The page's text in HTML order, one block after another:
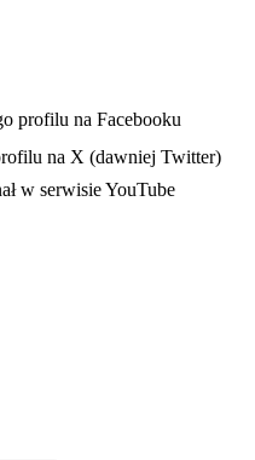
karcie
profilu na Facebooku
na X (dawniej Twitter)
karcie
w serwisie YouTube